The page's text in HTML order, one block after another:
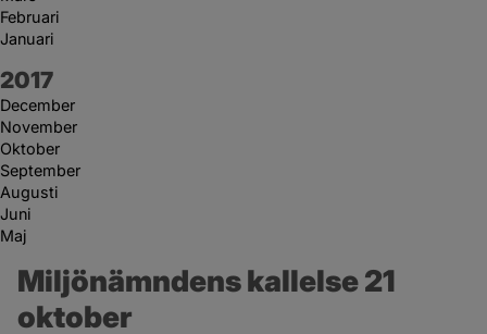
Februari
Januari
År:
2017
December
November
Oktober
September
Augusti
Juni
Maj
Miljönämndens kallelse 21
oktober